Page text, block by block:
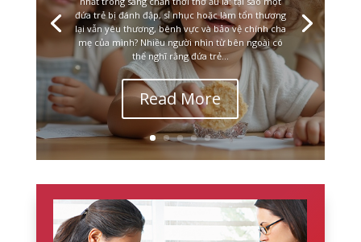
đứa trẻ bị đánh đập, sỉ nhục hoặc làm tổn thương
lại vẫn yêu thương, bênh vực và bảo vệ chính cha
mẹ của mình? Nhiều người nhìn từ bên ngoài có
thể nghĩ rằng đứa trẻ...
Read More